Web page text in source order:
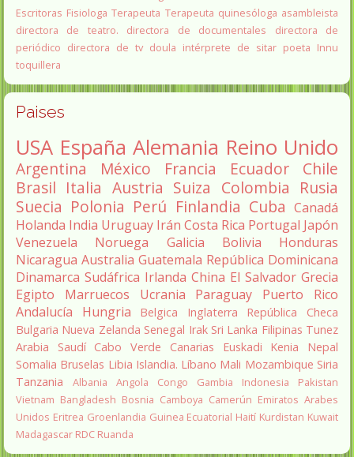
Escritoras Fisiologa Terapeuta Terapeuta quinesóloga asambleista
directora de teatro.
directora de documentales
directora de
periódico directora de tv doula intérprete de sitar poeta Innu
toquillera
Paises
USA España Alemania Reino Unido
Argentina México Francia Ecuador
Chile
Brasil Italia Austria Suiza Colombia Rusia
Suecia Polonia Perú Finlandia Cuba Canadá
Holanda India Uruguay Irán Costa Rica Portugal Japón
Venezuela
Noruega Galicia Bolivia
Honduras
Nicaragua Australia Guatemala República Dominicana
Dinamarca Sudáfrica Irlanda China El Salvador Grecia
Egipto
Marruecos Ucrania Paraguay
Puerto Rico
Andalucía
Hungria Belgica Inglaterra
República Checa
Bulgaria Nueva Zelanda Senegal Irak Sri Lanka Filipinas Tunez
Arabia Saudí Cabo Verde Canarias Euskadi Kenia
Nepal
Somalia Bruselas Libia Islandia. Líbano Mali Mozambique Siria
Tanzania
Albania Angola Congo Gambia Indonesia
Pakistan
Vietnam Bangladesh Bosnia Camboya Camerún Emiratos Arabes
Unidos Eritrea Groenlandia Guinea Ecuatorial Haití Kurdistan Kuwait
Madagascar RDC Ruanda